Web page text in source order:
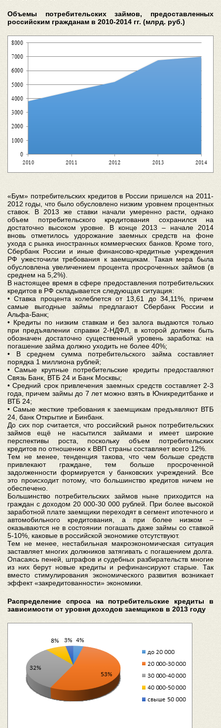
Объемы потребительских займов, предоставленных
российским гражданам в 2010-2014 гг. (млрд. руб.)
«Бум» потребительских кредитов в России пришелся на 2011-
2012 годы, что было обусловлено низким уровнем процентных
ставок. В 2013 же ставки начали умеренно расти, однако
объем потребительского кредитования сохранился на
достаточно высоком уровне. В конце 2013 – начале 2014
вновь отметилось удорожание заемных средств на фоне
ухода с рынка иностранных коммерческих банков. Кроме того,
Сбербанк России и иные финансово-кредитные учреждения
РФ ужесточили требования к заемщикам. Такая мера была
обусловлена увеличением процента просроченных займов (в
среднем на 5,2%).
В настоящее время в сфере предоставления потребительских
кредитов в РФ складывается следующая ситуация:
• Ставка процента колеблется от 13,61 до 34,11%, причем
самые выгодные займы предлагают Сбербанк России и
Альфа-Банк;
• Кредиты по низким ставкам и без залога выдаются только
при предъявлении справки 2-НДФЛ, в которой должен быть
обозначен достаточно существенный уровень заработка: на
погашение займа должно уходить не более 40%;
• В среднем сумма потребительского займа составляет
порядка 1 миллиона рублей;
• Самые крупные потребительские кредиты предоставляют
Связь Банк, ВТБ 24 и Банк Москвы;
• Средний срок привлечения заемных средств составляет 2-3
года, причем займы до 7 лет можно взять в Юникредитбанке и
ВТБ 24;
• Самые жесткие требования к заемщикам предъявляют ВТБ
24, банк Открытие и Бинбанк.
До сих пор считается, что российский рынок потребительских
займов ещё не насытился займами и имеет широкие
перспективы роста, поскольку объем потребительских
кредитов по отношению к ВВП страны составляет всего 12%.
Тем не менее, тенденция такова, что чем больше средств
привлекают граждане, тем больше просроченной
задолженности формируется у банковских учреждений. Все
это происходит потому, что большинство кредитов ничем не
обеспечено.
Большинство потребительских займов ныне приходится на
граждан с доходом 20 000-30 000 рублей. При более высокой
заработной плате заемщики переходят в сегмент ипотечного и
автомобильного кредитования, а при более низком –
оказываются не в состоянии погашать даже займы со ставкой
5-10%, каковые в российской экономике отсутствуют.
Тем не менее, нестабильная макроэкономическая ситуация
заставляет многих должников затягивать с погашением долга.
Опасаясь пеней, штрафов и судебных разбирательств многие
из них берут новые кредиты и рефинансируют старые. Так
вместо стимулирования экономического развития возникает
эффект «закредитованности» экономики.
Распределение спроса на потребительские кредиты в
зависимости от уровня доходов заемщиков в 2013 году